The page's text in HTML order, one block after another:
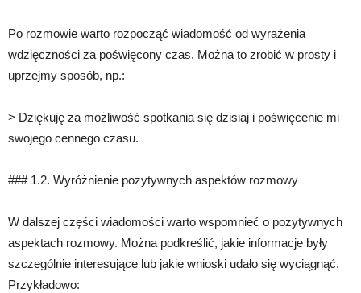
Po rozmowie warto rozpocząć wiadomość od wyrażenia
wdzięczności za poświęcony czas. Można to zrobić w prosty i
uprzejmy sposób, np.:
> Dziękuję za możliwość spotkania się dzisiaj i poświęcenie mi
swojego cennego czasu.
### 1.2. Wyróżnienie pozytywnych aspektów rozmowy
W dalszej części wiadomości warto wspomnieć o pozytywnych
aspektach rozmowy. Można podkreślić, jakie informacje były
szczególnie interesujące lub jakie wnioski udało się wyciągnąć.
Przykładowo: